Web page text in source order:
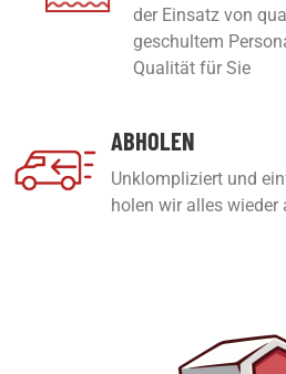
der Einsatz von
geschultem
Qualität für Sie
ABHOLEN
Unklompliziert und
holen wir alles wieder